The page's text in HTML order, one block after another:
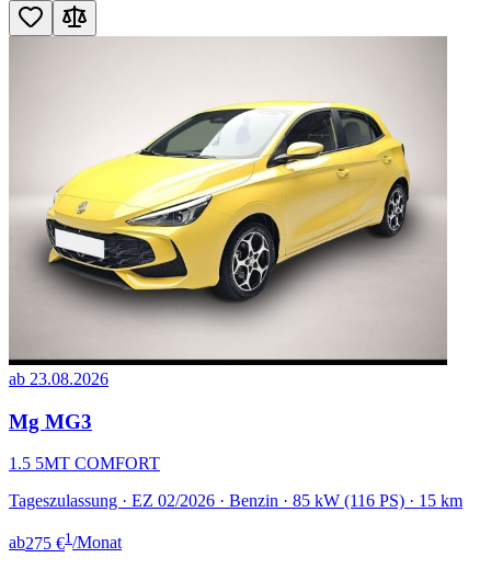
ab 23.08.2026
Mg MG3
1.5 5MT COMFORT
Tageszulassung · EZ 02/2026 · Benzin · 85 kW (116 PS) · 15 km
ab275 €1 /Monat